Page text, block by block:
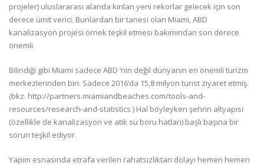
projeler) uluslararası alanda kırılan yeni rekorlar gelecek için son
derece ümit verici. Bunlardan bir tanesi olan Miami, ABD
kanalizasyon projesi örnek teşkil etmesi bakımından son derece
önemli.
Bilindiği gibi Miami sadece ABD ‘nin değil dünyanın en önemli turizm
merkezlerinden biri. Sadece 2016’da 15,8 milyon turist ziyaret etmiş.
(bkz. http://partners.miamiandbeaches.com/tools-and-
resources/research-and-statistics ) Hal böyleyken şehrin altyapısı
(özellikle de kanalizasyon ve atık su boru hatları) başlı başına bir
sorun teşkil ediyor.
Yapım esnasında etrafa verilen rahatsızlıktan dolayı hemen hemen